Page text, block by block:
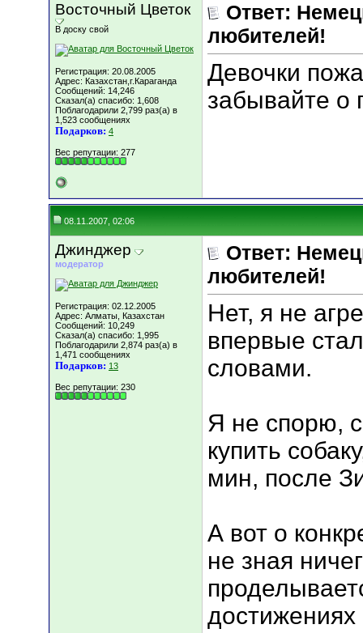
Восточный Цветок
В доску свой
Регистрация: 20.08.2005
Адрес: Казахстан,г.Караганда
Сообщений: 14,246
Сказал(а) спасибо: 1,608
Поблагодарили 2,799 раз(а) в
1,523 сообщениях
Подарков: 4
Вес репутации: 277
Ответ:
любителей!
Девочки
забывайте о
08.11.2007, 02:06
Джинджер
модератор
Регистрация: 02.12.2005
Адрес: Алматы, Казахстан
Сообщений: 10,249
Сказал(а) спасибо: 1,995
Поблагодарили 2,874 раз(а) в
1,471 сообщениях
Подарков: 13
Вес репутации: 230
Ответ:
любителей!
Нет, я не
впервые
словами.
Я не спорю,
купить
мин, после
А вот о
не зная
достижениях